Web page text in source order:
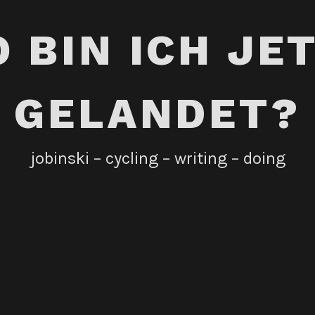
BIN ICH
GELANDET?
jobinski – cycling – writing – doing